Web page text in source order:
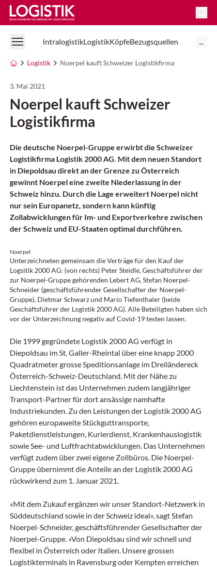
Logistik Online
IntralogistikLogistikKöpfeBezugsquellen ...
Logistik Noerpel kauft Schweizer Logistikfirma
3. Mai 2021
Noerpel kauft Schweizer
Logistikfirma
Die deutsche Noerpel-Gruppe erwirbt die Schweizer
Logistikfirma Logistik 2000 AG. Mit dem neuen Standort
in Diepoldsau direkt an der Grenze zu Österreich
gewinnt Noerpel eine zweite Niederlassung in der
Schweiz hinzu. Durch die Lage erweitert Noerpel nicht
nur sein Europanetz, sondern kann künftig
Zollabwicklungen für Im- und Exportverkehre zwischen
der Schweiz und EU-Staaten optimal durchführen.
Noerpel
Unterzeichneten gemeinsam die Verträge für den Kauf der
Logsitik 2000 AG: (von rechts) Peter Steidle, Geschäftsführer der
zur Noerpel-Gruppe gehörenden Lebert AG, Stefan Noerpel-
Schneider (geschäftsführender Gesellschafter der Noerpel-
Gruppe), Dietmar Schwarz und Mario Tiefenthaler (beide
Geschäftsführer der Logistik 2000 AG). Alle Beteiligten haben sich
vor der Unterzeichnung negativ auf Covid-19 testen lassen.
Die 1999 gegründete Logistik 2000 AG verfügt in
Diepoldsau im St. Galler-Rheintal über eine knapp 2000
Quadratmeter grosse Speditionsanlage im Dreiländereck
Österreich-Schweiz-Deutschland. Mit der Nähe zu
Liechtenstein ist das Unternehmen zudem langjähriger
Transport-Partner für dort ansässige namhafte
Industriekunden. Zu den Leistungen der Logistik 2000 AG
gehören europaweite Stückguttransporte,
Paketdienstleistungen, Kurierdienst, Krankenhauslogistik
sowie See- und Luftfrachtabwicklungen. Das Unternehmen
verfügt zudem über zwei eigene Zollbüros. Die Noerpel-
Gruppe übernimmt die Anteile an der Logistik 2000 AG
rückwirkend zum 1. Januar 2021.
«Mit dem Zukauf ergänzen wir unser Standort-Netzwerk in
Süddeutschland sowie in der Schweiz ideal», sagt Stefan
Noerpel-Schneider, geschäftsführender Gesellschafter der
Noerpel-Gruppe. «Von Diepoldsau sind wir schnell und
flexibel in Österreich oder Italien. Unsere grossen
Logistikterminals in Ravensburg oder Kempten erreichen